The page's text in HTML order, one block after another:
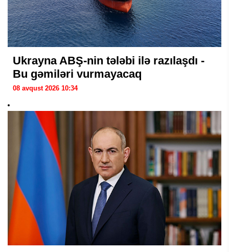
Ukrayna ABŞ-nin tələbi ilə razılaşdı -
Bu gəmiləri vurmayacaq
08 avqust 2026 10:34